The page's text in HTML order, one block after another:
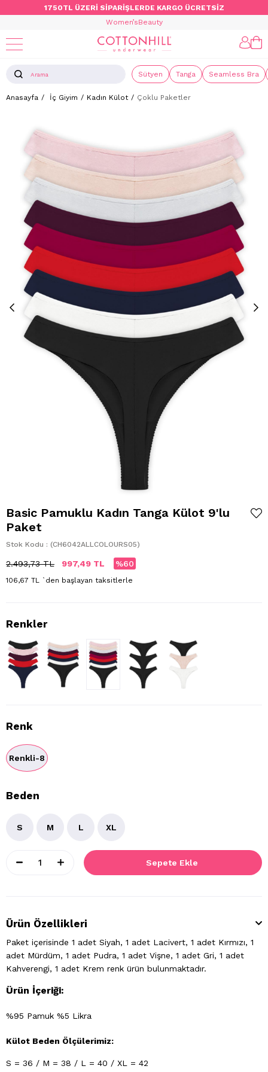
1750TL ÜZERİ SİPARİŞLERDE KARGO ÜCRETSİZ
Women’sBeauty
Sütyen Tanga Seamless Bra
Anasayfa İç Giyim Kadın Külot Çoklu Paketler
Basic Pamuklu Kadın Tanga Külot 9'lu
Paket
Stok Kodu (CH6042ALLCOLOURS05)
2.493,73 TL 997,49 TL 60
106,67 TL `den başlayan taksitlerle
Renk
Renkli-8
Beden
S M L XL
Ürün Özellikleri
Paket içerisinde 1 adet Siyah, 1 adet Lacivert, 1 adet Kırmızı, 1
adet Mürdüm, 1 adet Pudra, 1 adet Vişne, 1 adet Gri, 1 adet
Kahverengi, 1 adet Krem renk ürün bulunmaktadır.
Ürün İçeriği:
%95 Pamuk %5 Likra
Külot Beden Ölçülerimiz:
S = 36 / M = 38 / L = 40 / XL = 42